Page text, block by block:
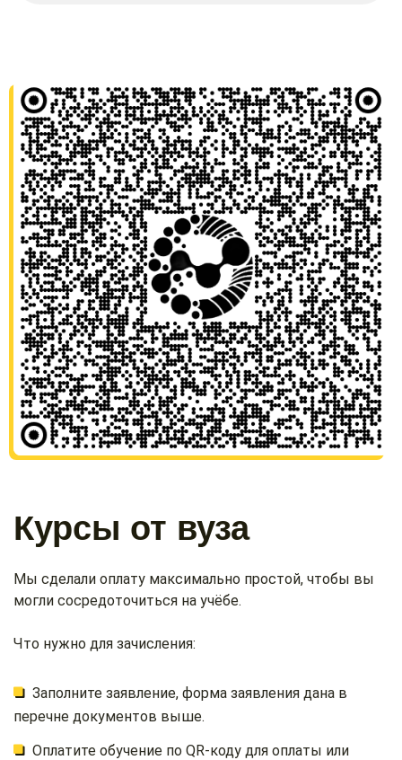
Курсы от вуза
Мы сделали оплату максимально простой, чтобы вы
могли сосредоточиться на учёбе.
Что нужно для зачисления:
Заполните заявление, форма заявления дана в
перечне документов выше.
Оплатите обучение по QR-коду для оплаты или